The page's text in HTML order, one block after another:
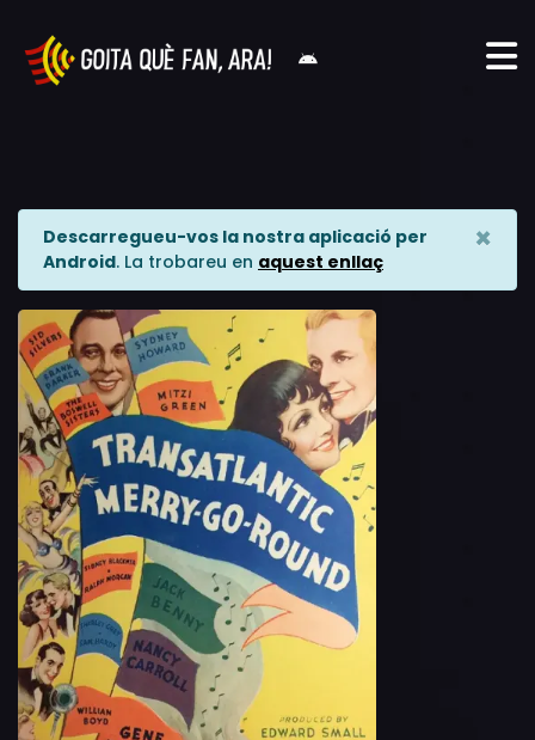
Descarregueu-vos la nostra aplicació per
Android. La trobareu en aquest enllaç
×